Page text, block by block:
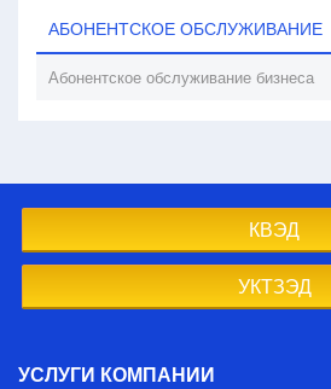
АБОНЕНТСКОЕ ОБСЛУЖИВАНИЕ
Абонентское обслуживание бизнеса
КВЭД
УКТЗЭД
УСЛУГИ КОМПАНИИ